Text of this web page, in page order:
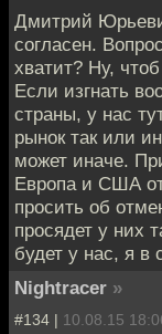
Дмитрий
согласен.
хватит? Ну,
Если изгнать
страны, у нас
рынок так или
может иначе.
Европа и США от
просить об
просядет у них
будет у нас, я в
Nightracer »
#134 | 10.08.15